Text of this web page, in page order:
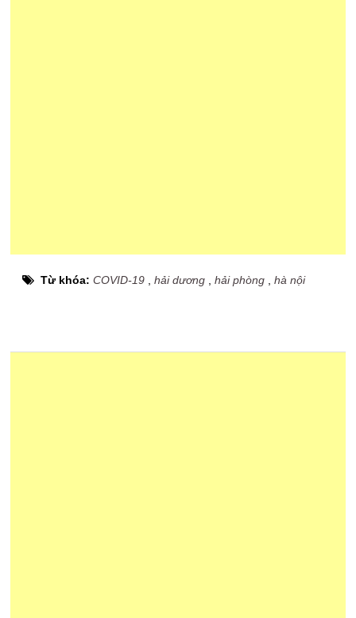
Từ khóa:COVID-19 ,hải dương ,hải phòng ,hà nội